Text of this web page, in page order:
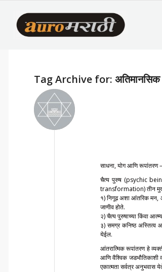
Tag Archive for:
साधना, योग आणि रूपांतरण
चैत्य पुरुष (psychic
transformation) तीन
१) निगूढ अशा आंतरिक मन,
जाणीव होते.
२) चैत्य पुरुषाच्या किंवा
३) समग्र कनिष्ठ अस्तित्व
येईल.
आंतरात्मिक रूपांतरण हे
आणि वैश्विक जडभौतिकाशी
एकात्मता सर्वत्र अनुभवास